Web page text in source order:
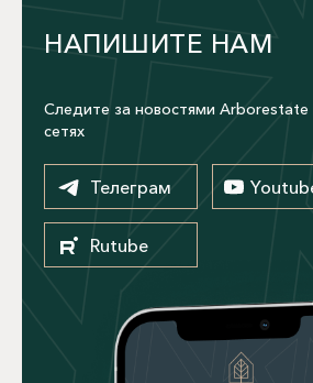
НАПИШИТЕ НАМ
Следите за новостями Arborestate
сетях
Телеграм
Rutube